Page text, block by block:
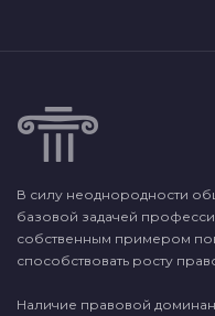
В силу неоднородности
базовой задачей
собственным примером
способствовать росту
Наличие правовой